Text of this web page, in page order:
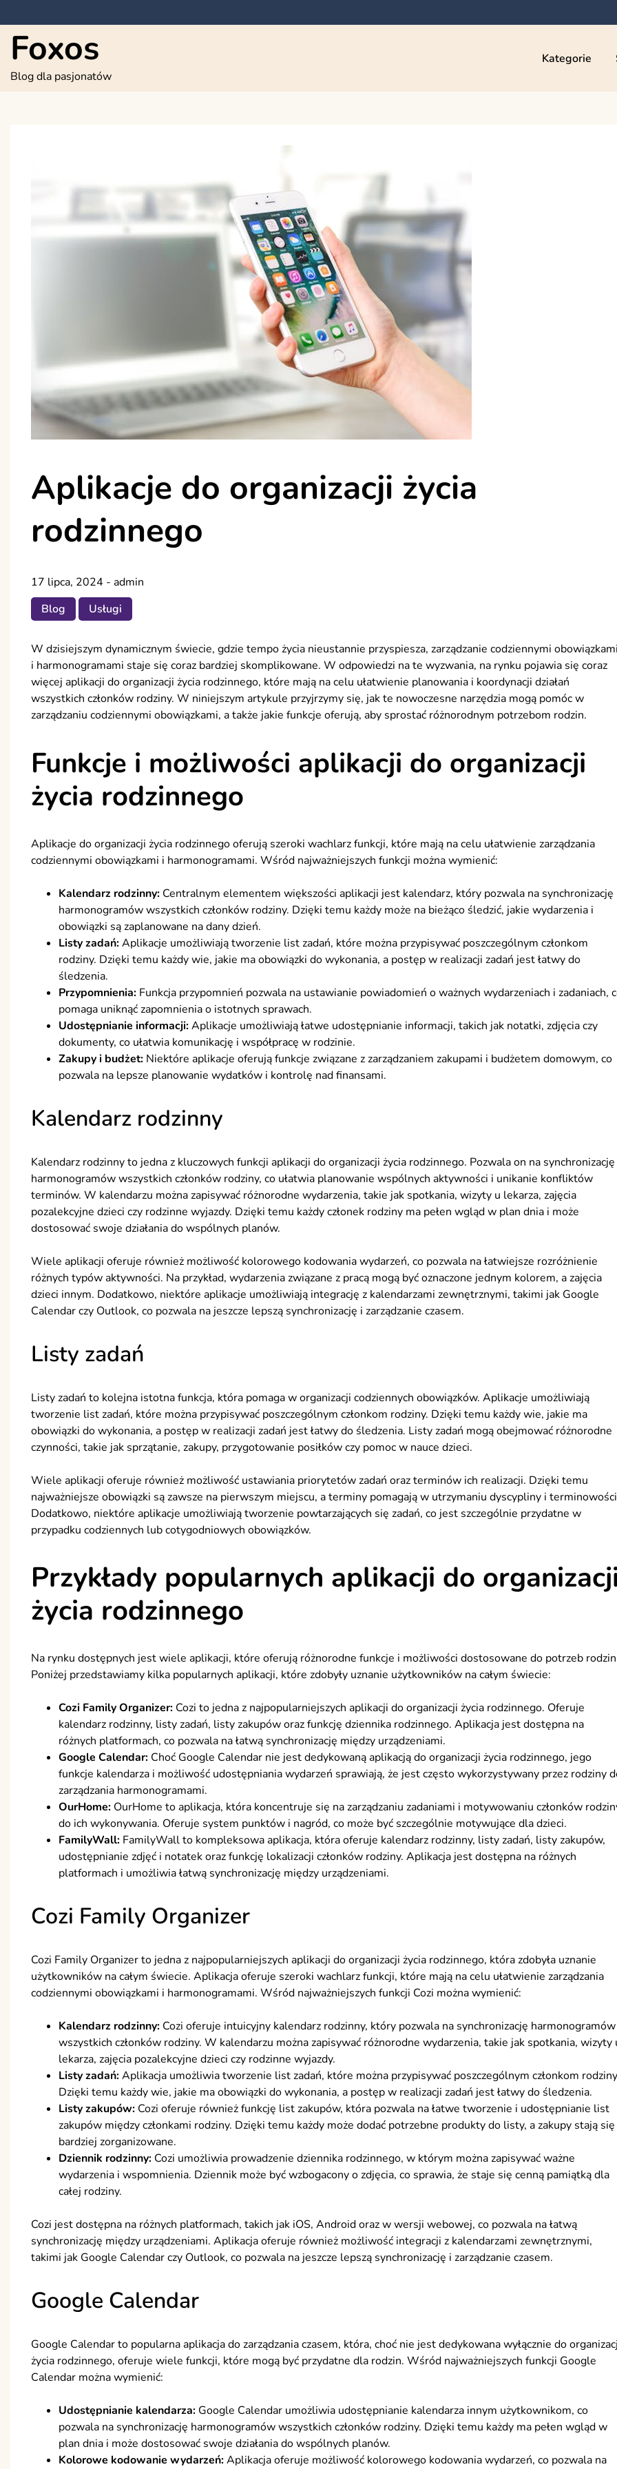
to
content
Foxos
Blog dla pasjonatów
Kategorie
Aplikacje do organizacji życia
rodzinnego
17 lipca, 2024 - admin
Blog
Usługi
W dzisiejszym dynamicznym świecie, gdzie tempo życia nieustannie przyspiesza, zarządzanie codziennymi
i harmonogramami staje się coraz bardziej skomplikowane. W odpowiedzi na te wyzwania, na rynku pojawia się coraz
więcej aplikacji do organizacji życia rodzinnego, które mają na celu ułatwienie planowania i koordynacji działań
wszystkich członków rodziny. W niniejszym artykule przyjrzymy się, jak te nowoczesne narzędzia mogą pomóc w
zarządzaniu codziennymi obowiązkami, a także jakie funkcje oferują, aby sprostać różnorodnym potrzebom rodzin.
Funkcje i możliwości aplikacji do organizacji
życia rodzinnego
Aplikacje do organizacji życia rodzinnego oferują szeroki wachlarz funkcji, które mają na celu ułatwienie zarządzania
codziennymi obowiązkami i harmonogramami. Wśród najważniejszych funkcji można wymienić:
Kalendarz rodzinny: Centralnym elementem większości aplikacji jest kalendarz, który pozwala na synchronizację
harmonogramów wszystkich członków rodziny. Dzięki temu każdy może na bieżąco śledzić, jakie wydarzenia i
obowiązki są zaplanowane na dany dzień.
Listy zadań:Aplikacje umożliwiają tworzenie list zadań, które można przypisywać poszczególnym członkom
rodziny. Dzięki temu każdy wie, jakie ma obowiązki do wykonania, a postęp w realizacji zadań jest łatwy do
śledzenia.
Przypomnienia: Funkcja przypomnień pozwala na ustawianie powiadomień o ważnych wydarzeniach i zadaniach,
pomaga uniknąć zapomnienia o istotnych sprawach.
Udostępnianie informacji:Aplikacje umożliwiają łatwe udostępnianie informacji, takich jak notatki, zdjęcia czy
dokumenty, co ułatwia komunikację i współpracę w rodzinie.
Zakupy i budżet: Niektóre aplikacje oferują funkcje związane z zarządzaniem zakupami i budżetem domowym, co
pozwala na lepsze planowanie wydatków i kontrolę nad finansami.
Kalendarz rodzinny
Kalendarz rodzinny to jedna z kluczowych funkcji aplikacji do organizacji życia rodzinnego. Pozwala on na synchronizację
harmonogramów wszystkich członków rodziny, co ułatwia planowanie wspólnych aktywności i unikanie konfliktów
terminów. W kalendarzu można zapisywać różnorodne wydarzenia, takie jak spotkania, wizyty u lekarza, zajęcia
pozalekcyjne dzieci czy rodzinne wyjazdy. Dzięki temu każdy członek rodziny ma pełen wgląd w plan dnia i może
dostosować swoje działania do wspólnych planów.
Wiele aplikacji oferuje również możliwość kolorowego kodowania wydarzeń, co pozwala na łatwiejsze rozróżnienie
różnych typów aktywności. Na przykład, wydarzenia związane z pracą mogą być oznaczone jednym kolorem, a zajęcia
dzieci innym. Dodatkowo, niektóre aplikacje umożliwiają integrację z kalendarzami zewnętrznymi, takimi jak Google
Calendar czy Outlook, co pozwala na jeszcze lepszą synchronizację i zarządzanie czasem.
Listy zadań
Listy zadań to kolejna istotna funkcja, która pomaga w organizacji codziennych obowiązków. Aplikacje umożliwiają
tworzenie list zadań, które można przypisywać poszczególnym członkom rodziny. Dzięki temu każdy wie, jakie ma
obowiązki do wykonania, a postęp w realizacji zadań jest łatwy do śledzenia. Listy zadań mogą obejmować różnorodne
czynności, takie jak sprzątanie, zakupy, przygotowanie posiłków czy pomoc w nauce dzieci.
Wiele aplikacji oferuje również możliwość ustawiania priorytetów zadań oraz terminów ich realizacji. Dzięki temu
najważniejsze obowiązki są zawsze na pierwszym miejscu, a terminy pomagają w utrzymaniu dyscypliny i
Dodatkowo, niektóre aplikacje umożliwiają tworzenie powtarzających się zadań, co jest szczególnie przydatne w
przypadku codziennych lub cotygodniowych obowiązków.
Przykłady popularnych aplikacji do
życia rodzinnego
Na rynku dostępnych jest wiele aplikacji, które oferują różnorodne funkcje i możliwości dostosowane do potrzeb
Poniżej przedstawiamy kilka popularnych aplikacji, które zdobyły uznanie użytkowników na całym świecie:
Cozi Family Organizer: Cozi to jedna z najpopularniejszych aplikacji do organizacji życia rodzinnego. Oferuje
kalendarz rodzinny, listy zadań, listy zakupów oraz funkcję dziennika rodzinnego. Aplikacja jest dostępna na
różnych platformach, co pozwala na łatwą synchronizację między urządzeniami.
Google Calendar: Choć Google Calendar nie jest dedykowaną aplikacją do organizacji życia rodzinnego, jego
funkcje kalendarza i możliwość udostępniania wydarzeń sprawiają, że jest często wykorzystywany przez rodziny
zarządzania harmonogramami.
OurHome: OurHome to aplikacja, która koncentruje się na zarządzaniu zadaniami i motywowaniu członków
do ich wykonywania. Oferuje system punktów i nagród, co może być szczególnie motywujące dla dzieci.
FamilyWall: FamilyWall to kompleksowa aplikacja, która oferuje kalendarz rodzinny, listy zadań, listy zakupów,
udostępnianie zdjęć i notatek oraz funkcję lokalizacji członków rodziny. Aplikacja jest dostępna na różnych
platformach i umożliwia łatwą synchronizację między urządzeniami.
Cozi Family Organizer
Cozi Family Organizer to jedna z najpopularniejszych aplikacji do organizacji życia rodzinnego, która zdobyła uznanie
użytkowników na całym świecie. Aplikacja oferuje szeroki wachlarz funkcji, które mają na celu ułatwienie zarządzania
codziennymi obowiązkami i harmonogramami. Wśród najważniejszych funkcji Cozi można wymienić:
Kalendarz rodzinny: Cozi oferuje intuicyjny kalendarz rodzinny, który pozwala na synchronizację harmonogramów
wszystkich członków rodziny. W kalendarzu można zapisywać różnorodne wydarzenia, takie jak spotkania, wizyty
lekarza, zajęcia pozalekcyjne dzieci czy rodzinne wyjazdy.
Listy zadań:Aplikacja umożliwia tworzenie list zadań, które można przypisywać poszczególnym członkom
Dzięki temu każdy wie, jakie ma obowiązki do wykonania, a postęp w realizacji zadań jest łatwy do śledzenia.
Listy zakupów: Cozi oferuje również funkcję list zakupów, która pozwala na łatwe tworzenie i udostępnianie list
zakupów między członkami rodziny. Dzięki temu każdy może dodać potrzebne produkty do listy, a zakupy stają się
bardziej zorganizowane.
Dziennik rodzinny: Cozi umożliwia prowadzenie dziennika rodzinnego, w którym można zapisywać ważne
wydarzenia i wspomnienia. Dziennik może być wzbogacony o zdjęcia, co sprawia, że staje się cenną pamiątką dla
całej rodziny.
Cozi jest dostępna na różnych platformach, takich jak iOS, Android oraz w wersji webowej, co pozwala na łatwą
synchronizację między urządzeniami. Aplikacja oferuje również możliwość integracji z kalendarzami zewnętrznymi,
takimi jak Google Calendar czy Outlook, co pozwala na jeszcze lepszą synchronizację i zarządzanie czasem.
Google Calendar
Google Calendar to popularna aplikacja do zarządzania czasem, która, choć nie jest dedykowana wyłącznie do
życia rodzinnego, oferuje wiele funkcji, które mogą być przydatne dla rodzin. Wśród najważniejszych funkcji Google
Calendar można wymienić:
Udostępnianie kalendarza: Google Calendar umożliwia udostępnianie kalendarza innym użytkownikom, co
pozwala na synchronizację harmonogramów wszystkich członków rodziny. Dzięki temu każdy ma pełen wgląd w
plan dnia i może dostosować swoje działania do wspólnych planów.
Kolorowe kodowanie wydarzeń:Aplikacja oferuje możliwość kolorowego kodowania wydarzeń, co pozwala na